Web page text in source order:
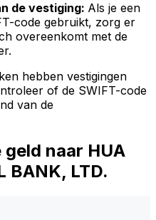
de vestiging: Als je een
code gebruikt, zorg er
overeenkomt met de
hebben vestigingen
of de SWIFT-code
van de
naar HUA
BANK, LTD.